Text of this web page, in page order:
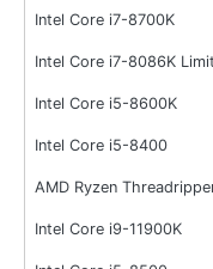
Intel Core i7-8700K
Intel Core i7-8086K
Intel Core i5-8600K
Intel Core i5-8400
AMD Ryzen
Intel Core i9-11900K